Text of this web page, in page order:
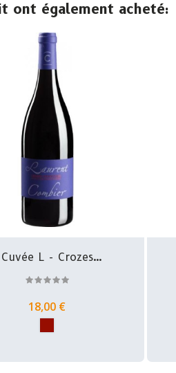
ont également acheté:
Cuvée L - Crozes
18,00 €